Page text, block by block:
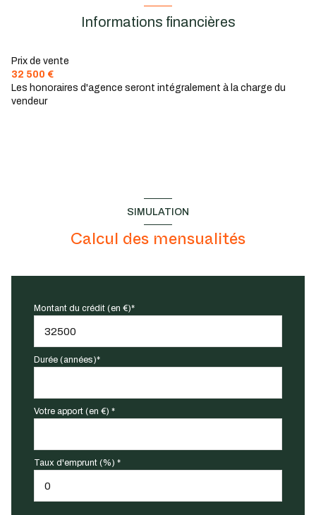
Informations financières
Prix de vente
32 500 €
Les honoraires d'agence seront intégralement à la charge du
vendeur
SIMULATION
Calcul des mensualités
Montant du crédit (en €)*
Durée (années)*
Votre apport (en €) *
Taux d'emprunt (%) *